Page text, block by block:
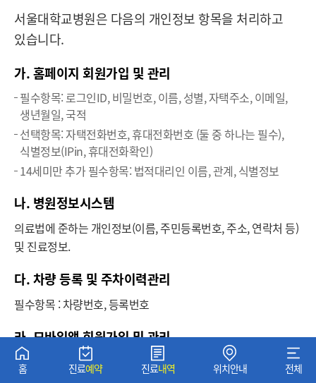
홈 진료예약 진료내역 위치안내 전체
서울대학교병원은 다음의 개인정보 항목을 처리하고
있습니다.
가. 홈페이지 회원가입 및 관리
필수항목: 로그인ID, 비밀번호, 이름, 성별, 자택주소, 이메일,
생년월일, 국적
선택항목: 자택전화번호, 휴대전화번호 (둘 중 하나는 필수),
식별정보(IPin, 휴대전화확인)
14세미만 추가 필수항목: 법적대리인 이름, 관계, 식별정보
나. 병원정보시스템
의료법에 준하는 개인정보(이름, 주민등록번호, 주소, 연락처 등)
및 진료정보.
다. 차량 등록 및 주차이력관리
필수항목 : 차량번호, 등록번호
라. 모바일앱 회원가입 및 관리
필수항목: 로그인ID (모바일앱 가입ID, SNS(네이버, 구글)을
통해 회원가입 시 이메일주소, 서울대병원 홈페이지를 통해